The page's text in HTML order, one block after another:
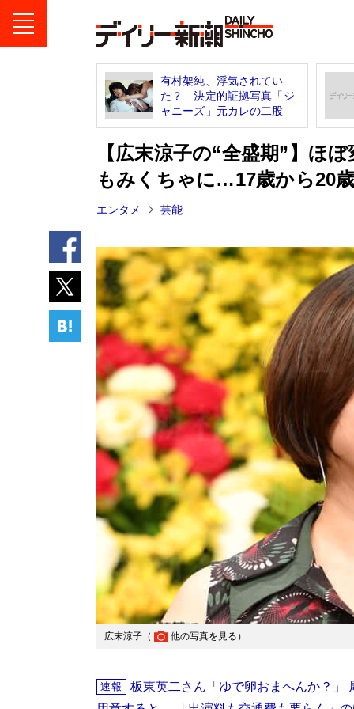
有村架純、浮気されてい
た？ 決定的証拠写真「ジ
ャニーズ」元カレの二股
【広末涼子の“全盛期”】ほ
もみくちゃに…17歳から20
エンタメ 芸能
広末涼子（ 他の写真を見る ）
速報
板東英二さん「ゆで卵おまへんか？」